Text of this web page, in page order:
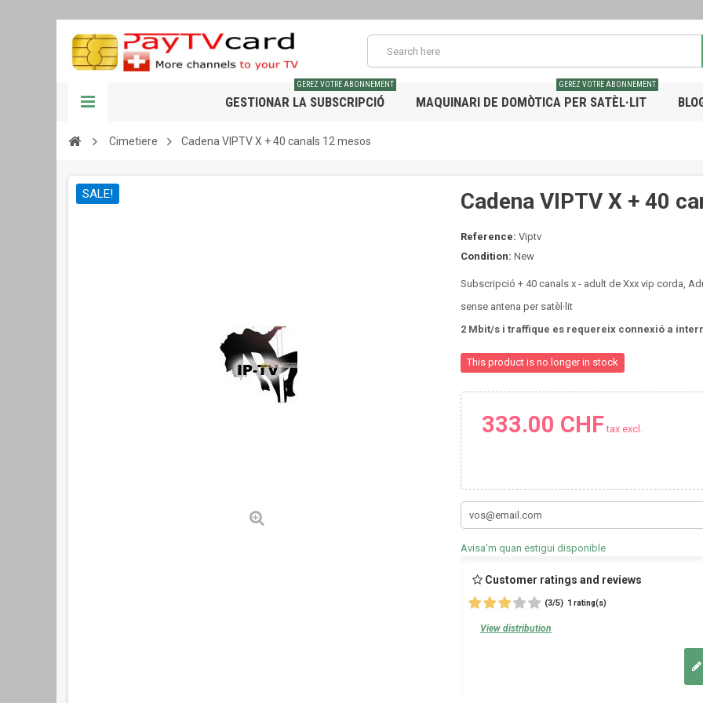
GESTIONAR LA SUBSCRIPCIÓ
GEREZ VOTRE ABONNEMENT
MAQUINARI DE DOMÒTICA PER SATÈL·LIT
GEREZ VOTRE ABONNEMENT
Cimetiere Cadena VIPTV X + 40 canals 12 mesos
SALE! Cadena VIPTV X + 40
Reference: Viptv
Condition: New
Subscripció + 40 canals x - adult de Xxx vip corda,
sense antena per satèl·lit
2 Mbit/s i traffique es requereix connexió a
This product is no longer in stock
333.00 CHFtax excl.
Avisa'm quan estigui disponible
Customer ratings and reviews
(3/5) 1 rating(s)
View distribution